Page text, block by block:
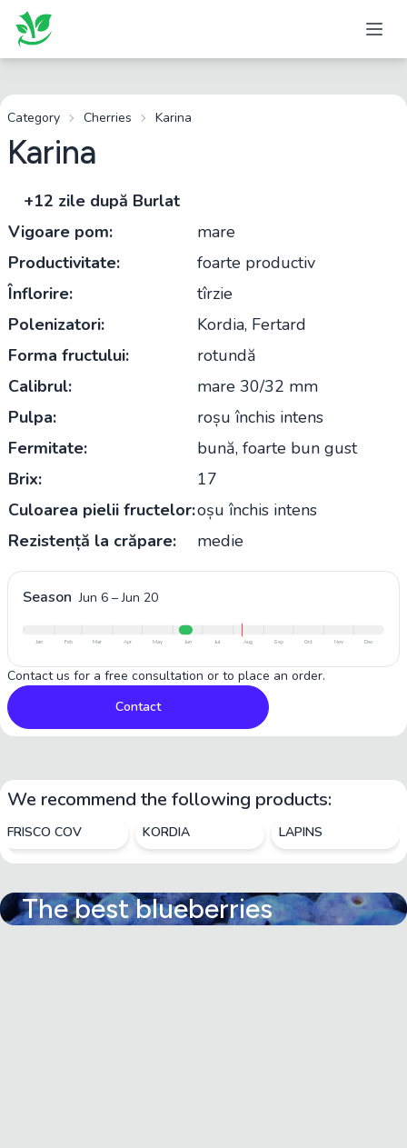
Category Cherries Karina
Karina
+12 zile după Burlat
Vigoare pom:
mare
Productivitate:
foarte productiv
Înflorire:
tîrzie
Polenizatori:
Kordia, Fertard
Forma fructului:
rotundă
Calibrul:
mare 30/32 mm
Pulpa:
roșu închis intens
Fermitate:
bună, foarte bun gust
Brix:
17
Culoarea pielii fructelor:oșu închis intens
Rezistență la crăpare:
medie
Season Jun 6 –Jun 20
Jan Feb Mar Apr May Jun Jul Aug Sep Oct Nov Dec
Contact us for a free consultation or to place an order.
Contact
We recommend the following products:
FRISCO COV KORDIA LAPINS
The best blueberries